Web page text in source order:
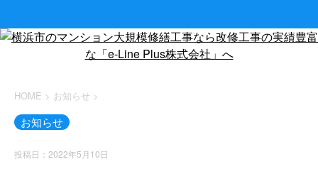
HOME > お知らせ >
お知らせ
投稿日：2022年5月10日